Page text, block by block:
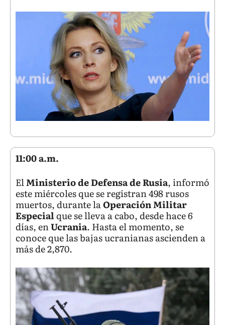
11:00 a.m.
ElMinisterio de Defensa de Rusia, informó
este miércoles que se registran 498 rusos
muertos, durante laOperación Militar
Especialque se lleva a cabo, desde hace 6
días, enUcrania. Hasta el momento, se
conoce que las bajas ucranianas ascienden a
más de 2,870.